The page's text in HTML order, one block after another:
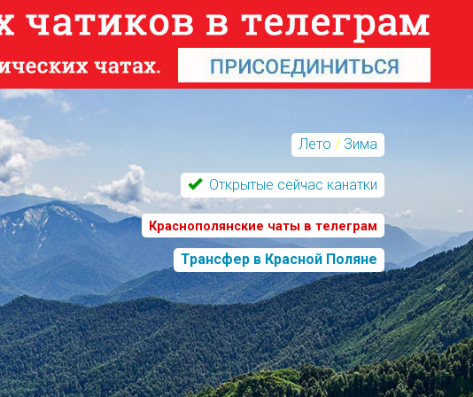
Лето / Зима
Открытые сейчас канатки
Краснополянские чаты в телеграм
Трансфер в Красной Поляне